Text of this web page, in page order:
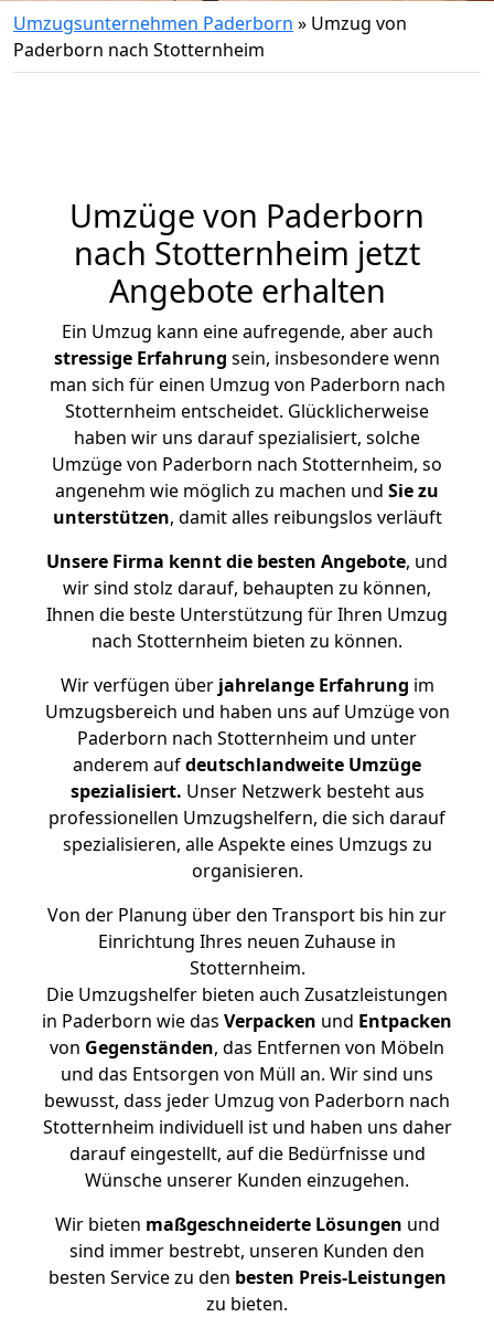
Umzugsunternehmen Paderborn » Umzug von
Paderborn nach Stotternheim
Umzüge von Paderborn
nach Stotternheim jetzt
Angebote erhalten
Ein Umzug kann eine aufregende, aber auch
stressige Erfahrung sein, insbesondere wenn
man sich für einen Umzug von Paderborn nach
Stotternheim entscheidet. Glücklicherweise
haben wir uns darauf spezialisiert, solche
Umzüge von Paderborn nach Stotternheim, so
angenehm wie möglich zu machen und Sie zu
unterstützen, damit alles reibungslos verläuft
Unsere Firma kennt die besten Angebote, und
wir sind stolz darauf, behaupten zu können,
Ihnen die beste Unterstützung für Ihren Umzug
nach Stotternheim bieten zu können.
Wir verfügen überjahrelange Erfahrung im
Umzugsbereich und haben uns auf Umzüge von
Paderborn nach Stotternheim und unter
anderem aufdeutschlandweite Umzüge
spezialisiert. Unser Netzwerk besteht aus
professionellen Umzugshelfern, die sich darauf
spezialisieren, alle Aspekte eines Umzugs zu
organisieren.
Von der Planung über den Transport bis hin zur
Einrichtung Ihres neuen Zuhause in
Stotternheim.
Die Umzugshelfer bieten auch Zusatzleistungen
in Paderborn wie das Verpacken und Entpacken
von Gegenständen, das Entfernen von Möbeln
und das Entsorgen von Müll an. Wir sind uns
bewusst, dass jeder Umzug von Paderborn nach
Stotternheim individuell ist und haben uns daher
darauf eingestellt, auf die Bedürfnisse und
Wünsche unserer Kunden einzugehen.
Wir bieten maßgeschneiderte Lösungen und
sind immer bestrebt, unseren Kunden den
besten Service zu den besten Preis-Leistungen
zu bieten.